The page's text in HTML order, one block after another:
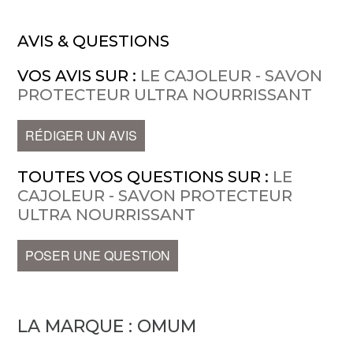
AVIS & QUESTIONS
VOS AVIS SUR : LE CAJOLEUR - SAVON
PROTECTEUR ULTRA NOURRISSANT
RÉDIGER UN AVIS
TOUTES VOS QUESTIONS SUR : LE
CAJOLEUR - SAVON PROTECTEUR
ULTRA NOURRISSANT
POSER UNE QUESTION
LA MARQUE : OMUM